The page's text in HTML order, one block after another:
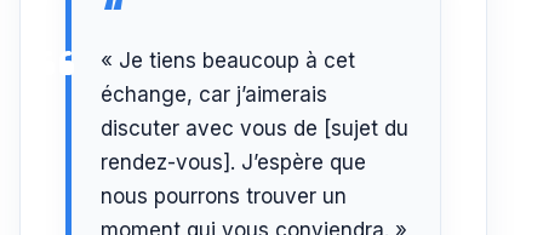
« Je tiens beaucoup à cet
échange, car j’aimerais
discuter avec vous de [sujet du
rendez-vous]. J’espère que
nous pourrons trouver un
moment qui vous conviendra. »